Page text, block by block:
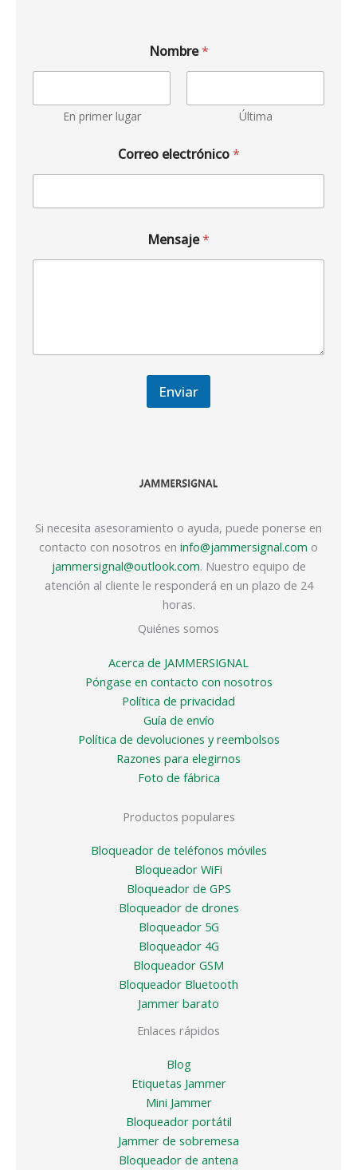
Nombre*
En primer lugar Última
Correo electrónico*
Mensaje*
Enviar
Si necesita asesoramiento o ayuda, puede ponerse en
contacto con nosotros en info@jammersignal.com o
jammersignal@outlook.com. Nuestro equipo de
atención al cliente le responderá en un plazo de 24
horas.
Quiénes somos
Acerca de JAMMERSIGNAL
Póngase en contacto con nosotros
Política de privacidad
Guía de envío
Política de devoluciones y reembolsos
Razones para elegirnos
Foto de fábrica
Productos populares
Bloqueador de teléfonos móviles
Bloqueador WiFi
Bloqueador de GPS
Bloqueador de drones
Bloqueador 5G
Bloqueador 4G
Bloqueador GSM
Bloqueador Bluetooth
Jammer barato
Enlaces rápidos
Blog
Etiquetas Jammer
Mini Jammer
Bloqueador portátil
Jammer de sobremesa
Bloqueador de antena